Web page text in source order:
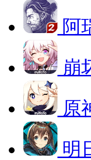
阿
崩
原
明